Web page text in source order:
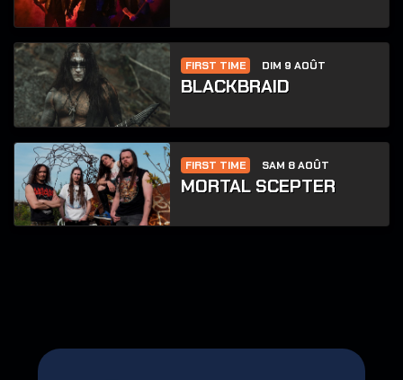
FIRST TIME DIM 9 AOÛT
BLACKBRAID
FIRST TIME SAM 8 AOÛT
MORTAL SCEPTER